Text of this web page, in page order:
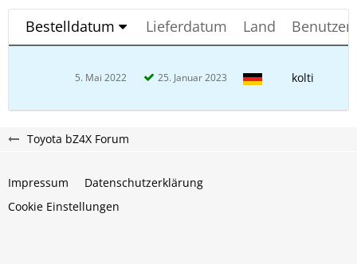
Bestelldatum Lieferdatum Land
5. Mai 2022 25. Januar 2023 kolti
Toyota bZ4X Forum
Impressum
Datenschutzerklärung
Cookie Einstellungen